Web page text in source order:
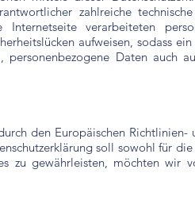
zahlreiche
verarbeiteten
aufweisen, sodass
Daten auch
den Europäischen Richtlinien-
soll sowohl für
zu gewährleisten, möchten wir